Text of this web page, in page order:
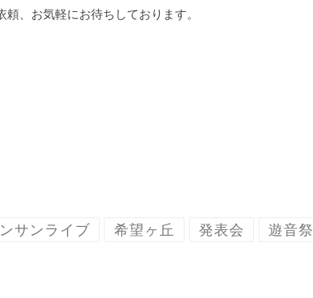
、お気軽にお待ちしております。
サンライブ 希望ヶ丘 発表会 遊音祭